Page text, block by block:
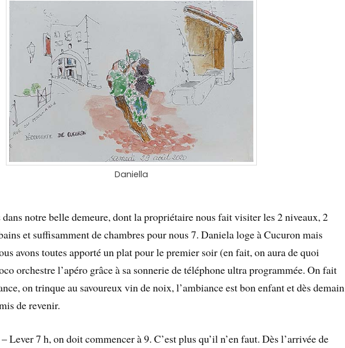
Daniella
notre belle demeure, dont la propriétaire nous fait visiter les 2 niveaux, 2
et suffisamment de chambres pour nous 7. Daniela loge à Cucuron mais
avons toutes apporté un plat pour le premier soir (en fait, on aura de quoi
orchestre l’apéro grâce à sa sonnerie de téléphone ultra programmée. On fait
on trinque au savoureux vin de noix, l’ambiance est bon enfant et dès demain
de revenir.
– Lever 7 h, on doit commencer à 9. C’est plus qu’il n’en faut. Dès l’arrivée de